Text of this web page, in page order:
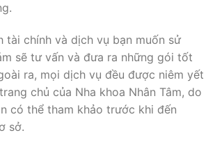
tài chính và dịch vụ bạn muốn sử
sẽ tư vấn và đưa ra những gói tốt
ra, mọi dịch vụ đều được niêm yết
chủ của Nha khoa Nhân Tâm, do
có thể tham khảo trước khi đến
sở.